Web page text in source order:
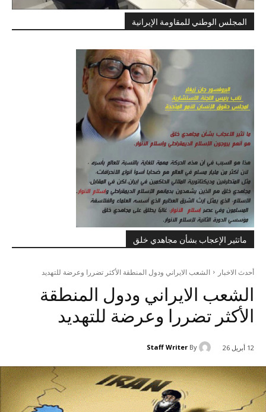
المجلس الوطني للمقاومة الإيرانية
ماتثير الإعجاب بشأن مجاهدي خلق
أحدث الاخبار الشعب الايراني ودول المنطقة الأكثر تضررا وعرضة للتهديد
الشعب الايراني ودول المنطقة
الأكثر تضررا وعرضة للتهديد
12 أبريل 26 By
Staff Writer